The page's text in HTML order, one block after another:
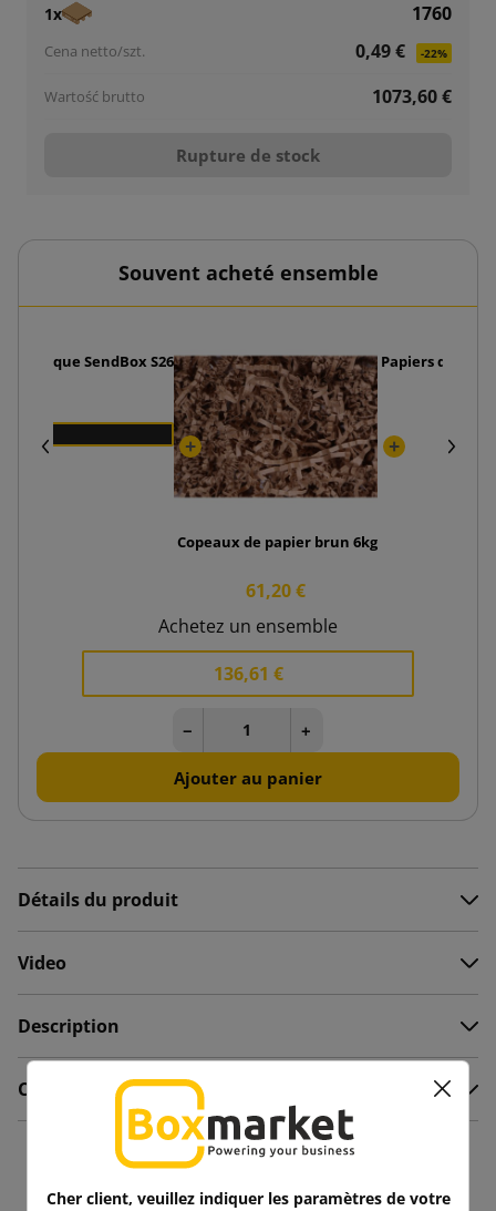
1x
1760
0,49 €
-22%
1073,60 €
Rupture de stock
Souvent acheté ensemble
SendBox S26
Copeaux de papier brun 6kg
61,20 €
Papiers
Achetez un ensemble
136,61 €
− +
Ajouter au panier
Détails du produit
Video
Description
Commentaires
Vous aimerez aussi
Cher client, veuillez indiquer les paramètres de votre